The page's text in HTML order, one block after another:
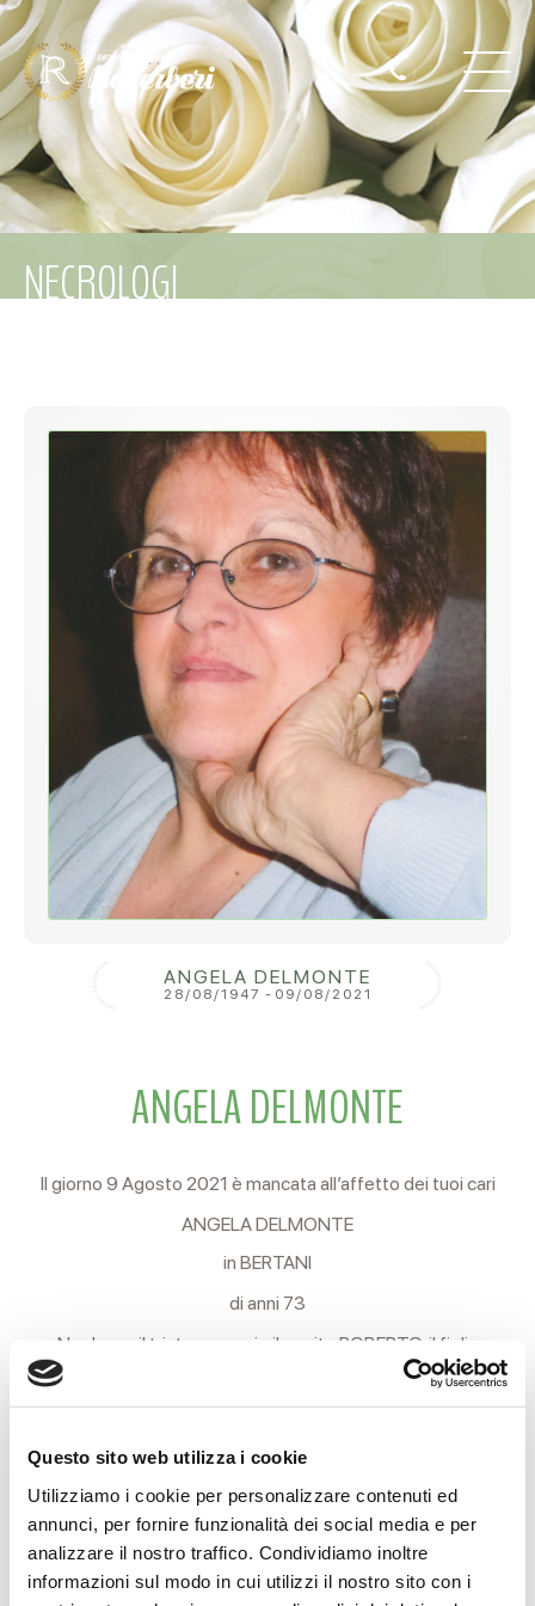
Questo sito web utilizza i cookie
Utilizziamo i cookie per personalizzare contenuti ed
annunci, per fornire funzionalità dei social media e per
analizzare il nostro traffico. Condividiamo inoltre
informazioni sul modo in cui utilizzi il nostro sito con i
NECROLOGI
ANGELA DELMONTE
28/08/1947 - 09/08/2021
ANGELA DELMONTE
Il giorno 9 Agosto 2021 è mancata all’affetto dei tuoi cari
ANGELA DELMONTE
in BERTANI
di anni 73
Ne danno il triste annuncio il marito ROBERTO, il figlio
ALESSANDRO, la nuora, i nipoti e il fratello.
ore 9 dalla Casa Funeraria Reverberi di via Terezin, 21 per il
cimitero Nuovo di Coviolo, in attesa di cremazione.
Non fiori, ma opere di bene.
Si ringraziano anticipatamente coloro che interverranno alla